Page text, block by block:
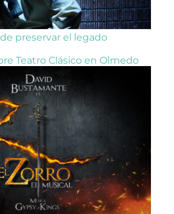
preservar el legado
Teatro Clásico en Olmedo